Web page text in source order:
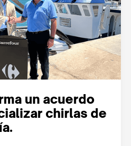
un acuerdo
chirlas de